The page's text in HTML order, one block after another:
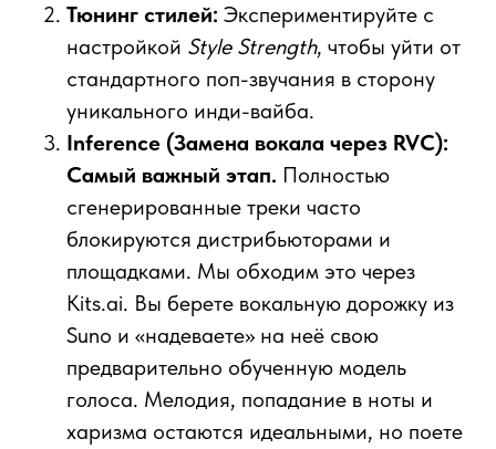
Тюнинг стилей: Экспериментируйте с
настройкой Style Strength, чтобы уйти от
стандартного поп-звучания в сторону
уникального инди-вайба.
Inference (Замена вокала через RVC):
Самый важный этап. Полностью
сгенерированные треки часто
блокируются дистрибьюторами и
площадками. Мы обходим это через
Kits.ai. Вы берете вокальную дорожку из
Suno и «надеваете» на неё свою
предварительно обученную модель
голоса. Мелодия, попадание в ноты и
харизма остаются идеальными, но поете